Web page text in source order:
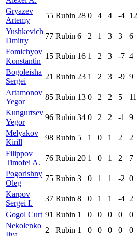
Gryazev
Artemy
55 Rubin 28 0 4 4 -4 12
Yushkevich
Dmitry
77 Rubin 6 2 1 3 3 6
Fomichyov
Konstantin
15 Rubin 16 1 2 3 -7 4
Bogoleisha
Sergei
21 Rubin 23 1 2 3 -9 9
Artamonov
Yegor
85 Rubin 13 0 2 2 5 11
Kungurtsev
Yegor
96 Rubin 34 0 2 2 -1 9
Melyakov
Kirill
98 Rubin 5 1 0 1 2 2
Filippov
Timofei A.
76 Rubin 20 1 0 1 2 7
Pogorishny
Oleg
75 Rubin 3 0 1 1 -2 0
Karpov
Sergei I.
37 Rubin 8 0 1 1 -4 2
Gogol Curt 91 Rubin 1 0 0 0 0 0
Nekolenko
2 Rubin 1 0 0 0 0 0